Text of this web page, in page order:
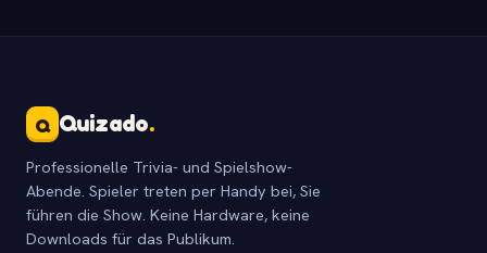
Q Quizado.
Professionelle Trivia- und Spielshow-
Abende. Spieler treten per Handy bei, Sie
führen die Show. Keine Hardware, keine
Downloads für das Publikum.